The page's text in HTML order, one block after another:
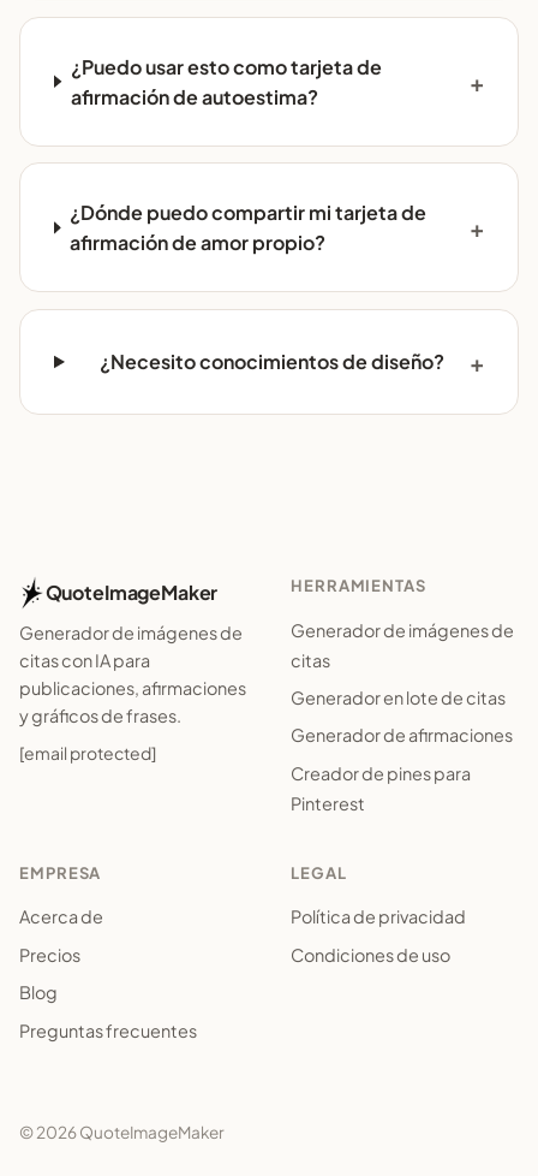
¿Puedo usar esto como tarjeta de
afirmación de autoestima?
¿Dónde puedo compartir mi tarjeta de
afirmación de amor propio?
¿Necesito conocimientos de diseño?
QuoteImageMaker
Generador de imágenes de
citas con IA para
publicaciones, afirmaciones
y gráficos de frases.
[email protected]
HERRAMIENTAS
Generador de imágenes de
citas
Generador en lote de citas
Generador de afirmaciones
Creador de pines para
Pinterest
EMPRESA
Acerca de
Precios
Blog
Preguntas frecuentes
LEGAL
Política de privacidad
Condiciones de uso
© 2026 QuoteImageMaker